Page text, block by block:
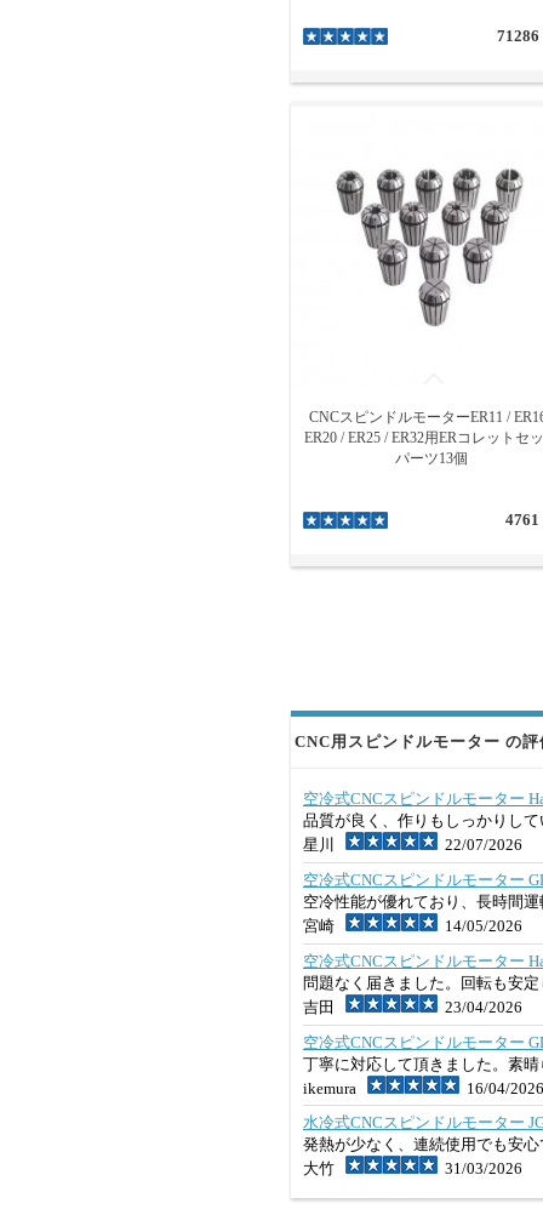
71286
CNCスピンドルモーターER11 /
ER20 / ER25 / ER32用ERコレットセ
パーツ13個
4761
CNC用スピンドルモーター の
空冷式CNCスピンドルモーター
品質が良く、作りもしっかりし
星川
22/07/2026
空冷式CNCスピンドルモーター
空冷性能が優れており、長時間
宮崎
14/05/2026
空冷式CNCスピンドルモーター
問題なく届きました。回転も安
吉田
23/04/2026
空冷式CNCスピンドルモーター
丁寧に対応して頂きました。素
ikemura
16/04/2026
水冷式CNCスピンドルモーター
発熱が少なく、連続使用でも安
大竹
31/03/2026